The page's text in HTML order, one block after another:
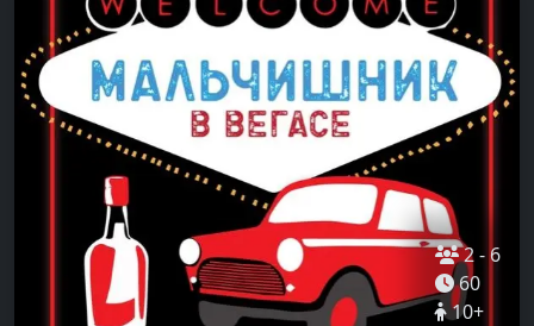
2- 6
60
10+